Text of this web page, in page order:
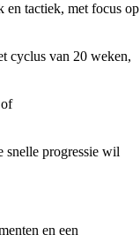
en tactiek, met focus op
cyclus van 20 weken,
snelle progressie wil
en een